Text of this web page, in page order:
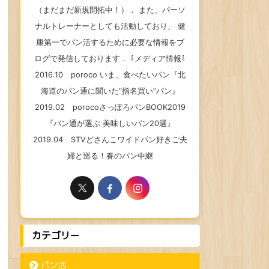
（まだまだ新規開拓中！）． また、パーソ
ナルトレーナーとしても活動しており、 健
康第一でパン活するために必要な情報をブ
ログで発信しております． ⇩メディア情報⇩
2016.10 poroco いま、食べたいパン『北
海道のパン通に聞いた”指名買い”パン』
2019.02 porocoさっぽろパンBOOK2019
『パン通が選ぶ 美味しいパン20選』
2019.04 STVどさんこワイドパン好きご夫
婦と巡る！春のパン中継
カテゴリー
パン活